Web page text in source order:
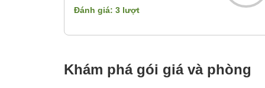
Đánh giá: 3 lượt
Khám phá gói giá và phòng